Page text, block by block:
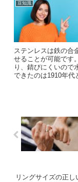
豆知識
ステンレスは鉄の合
せることが可能です
り、錆びにくいので
できたのは1910年代
リングサイズの正